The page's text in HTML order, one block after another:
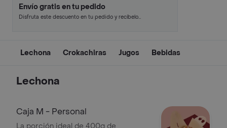
Envío gratis en tu pedido
Disfruta este descuento en tu pedido y recíbelo
Lechona Crokachiras Jugos Bebidas
Lechona
Caja M - Personal